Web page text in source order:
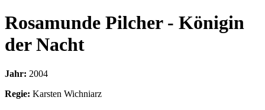
Rosamunde Pilcher - Königin
der Nacht
Jahr: 2004
Regie: Karsten Wichniarz